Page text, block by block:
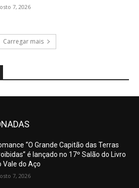
7, 2026
Carregar mais
“O Grande Capitão das Terras
é lançado no 17º Salão do Livro
Vale do Aço
7, 2026